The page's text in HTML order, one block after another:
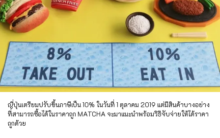
ญี่ปุ่นเตรียมปรับขึ้นภาษีเป็น 10% ในวันที่ 1 ตุลาคม 2019 แต่มีสินค้าบางอย่าง
ที่สามารถซื้อได้ในราคาถูก MATCHA จะมาแนะนำพร้อมวิธีจับจ่ายให้ได้ราคา
ถูกด้วย